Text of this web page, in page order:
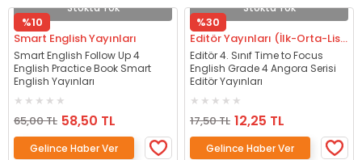
Stokta Yok
%10
Smart English Yayınları
Smart English Follow Up 4
English Practice Book Smart
English Yayınları
65,00 TL 58,50 TL
Gelince Haber Ver
Stokta Yok
%30
Editör Yayınları (İlk-Orta-Lise)
Editör 4. Sınıf Time to Focus
English Grade 4 Angora Serisi
Editör Yayınları
17,50 TL 12,25 TL
Gelince Haber Ver